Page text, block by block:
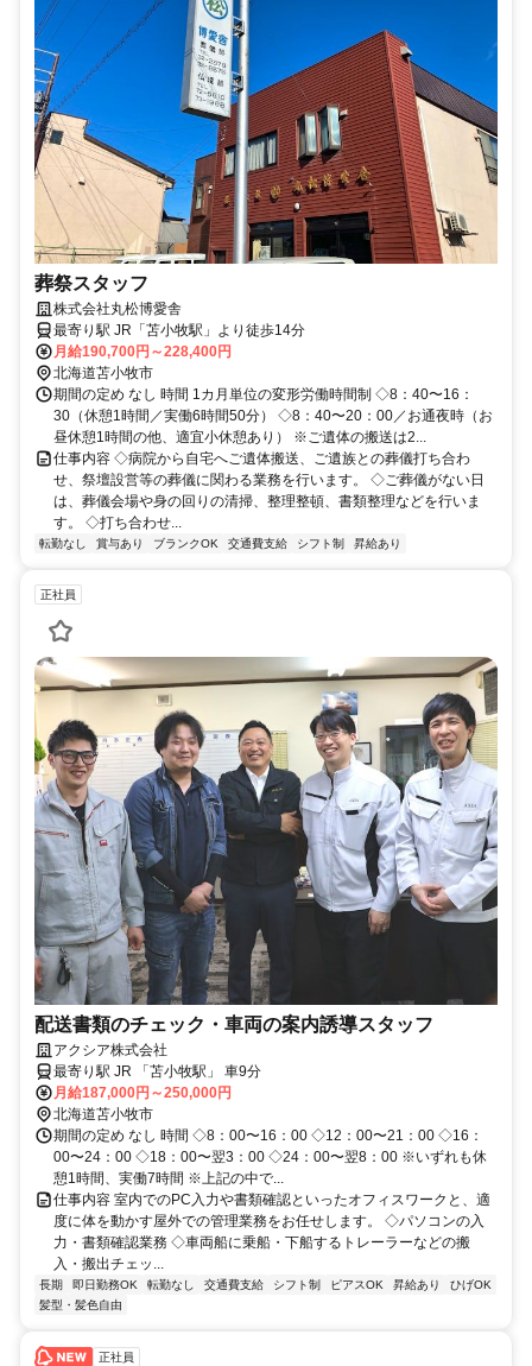
葬祭スタッフ
株式会社丸松博愛舎
最寄り駅 JR「苫小牧駅」より徒歩14分
月給190,700円～228,400円
北海道苫小牧市
期間の定め なし 時間 1カ月単位の変形労働時間制 ◇8：40〜16：
30（休憩1時間／実働6時間50分） ◇8：40〜20：00／お通夜時（お
昼休憩1時間の他、適宜小休憩あり） ※ご遺体の搬送は2...
仕事内容 ◇病院から自宅へご遺体搬送、ご遺族との葬儀打ち合わ
せ、祭壇設営等の葬儀に関わる業務を行います。 ◇ご葬儀がない日
は、葬儀会場や身の回りの清掃、整理整頓、書類整理などを行いま
す。 ◇打ち合わせ...
転勤なし 賞与あり ブランクOK 交通費支給 シフト制 昇給あり
正社員
配送書類のチェック・車両の案内誘導スタッフ
アクシア株式会社
最寄り駅 JR 「苫小牧駅」 車9分
月給187,000円～250,000円
北海道苫小牧市
期間の定め なし 時間 ◇8：00〜16：00 ◇12：00〜21：00 ◇16：
00〜24：00 ◇18：00〜翌3：00 ◇24：00〜翌8：00 ※いずれも休
憩1時間、実働7時間 ※上記の中で...
仕事内容 室内でのPC入力や書類確認といったオフィスワークと、適
度に体を動かす屋外での管理業務をお任せします。 ◇パソコンの入
力・書類確認業務 ◇車両船に乗船・下船するトレーラーなどの搬
入・搬出チェッ...
長期 即日勤務OK 転勤なし 交通費支給 シフト制 ピアスOK 昇給あり
ひげOK
髪型・髪色自由
正社員